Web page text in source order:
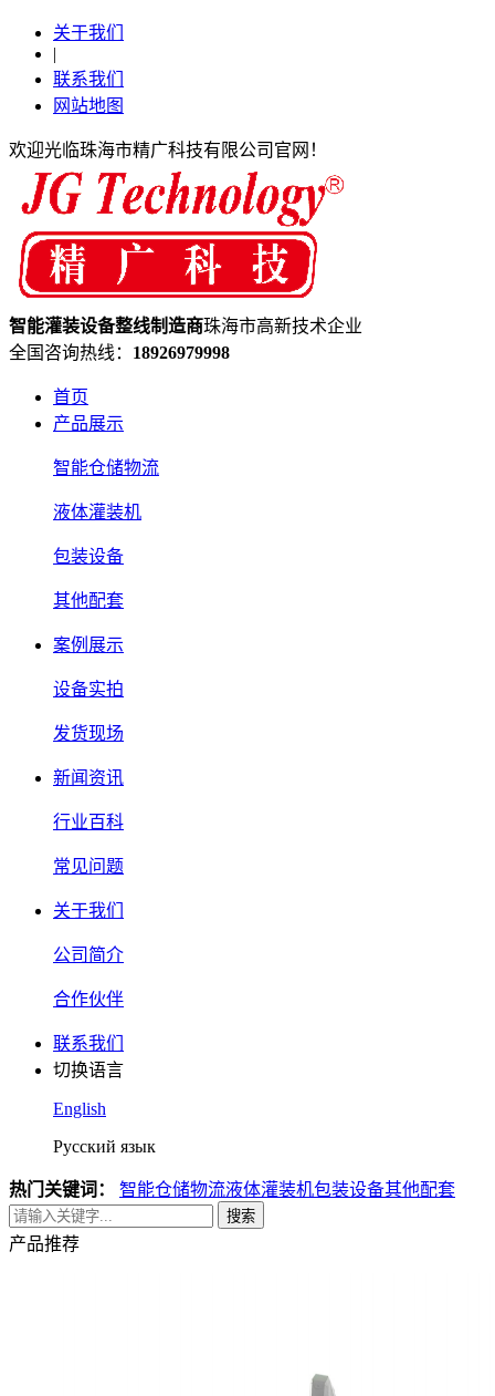
关于我们
|
联系我们
网站地图
欢迎光临珠海市精广科技有限公司官网！
智能灌装设备整线制造商珠海市高新技术企业
全国咨询热线： 18926979998
首页
产品展示
智能仓储物流
液体灌装机
包装设备
其他配套
案例展示
设备实拍
发货现场
新闻资讯
行业百科
常见问题
关于我们
公司简介
合作伙伴
联系我们
切换语言
English
Русский язык
热门关键词： 智能仓储物流液体灌装机包装设备其他配套
搜索
产品推荐